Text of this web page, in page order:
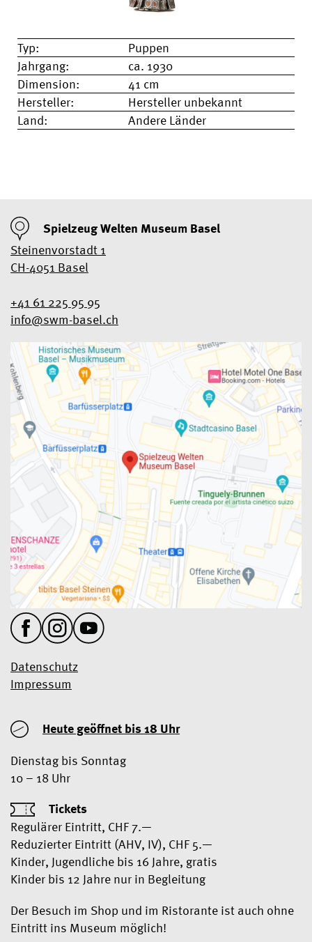
Typ:
Puppen
Jahrgang:
ca. 1930
Dimension:
41 cm
Hersteller:
Hersteller unbekannt
Land:
Andere Länder
Spielzeug Welten Museum Basel
Steinenvorstadt 1
CH-4051 Basel
+41 61 225 95 95
info@swm-basel.ch
Datenschutz
Impressum
Heute geöffnet bis 18 Uhr
Dienstag bis Sonntag
10 – 18 Uhr
Tickets
Regulärer Eintritt, CHF 7.—
Reduzierter Eintritt (AHV, IV), CHF 5.—
Kinder, Jugendliche bis 16 Jahre, gratis
Kinder bis 12 Jahre nur in Begleitung
Der Besuch im Shop und im Ristorante ist auch ohne
Eintritt ins Museum möglich!